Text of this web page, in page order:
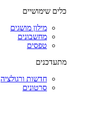
כלים שימושיים
מילון מושגים
מחשבונים
טפסים
מתעדכנים
חדשות ורגולציה
סרטונים